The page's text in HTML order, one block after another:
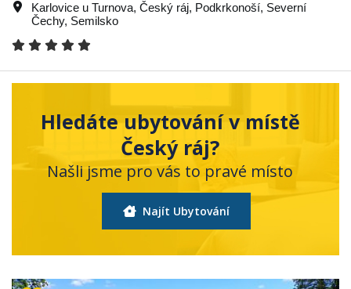
Karlovice u Turnova, Český ráj, Podkrkonoší, Severní
Čechy, Semilsko
Hledáte ubytování v místě
Český ráj?
Našli jsme pro vás to pravé místo
Najít Ubytování